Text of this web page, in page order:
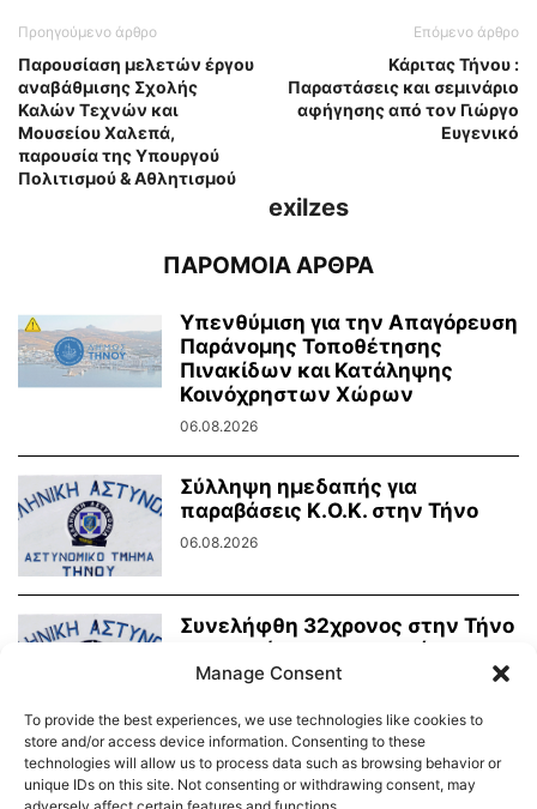
Προηγούμενο άρθρο
Παρουσίαση μελετών έργου
αναβάθμισης Σχολής
Καλών Τεχνών και
Μουσείου Χαλεπά,
παρουσία της Υπουργού
Πολιτισμού & Αθλητισμού
Επόμενο άρθρο
Κάριτας Τήνου :
Παραστάσεις και σεμινάριο
αφήγησης από τον Γιώργο
Ευγενικό
exilzes
ΠΑΡΟΜΟΙΑ ΑΡΘΡΑ
Υπενθύμιση για την Απαγόρευση
Παράνομης Τοποθέτησης
Πινακίδων και Κατάληψης
Κοινόχρηστων Χώρων
06.08.2026
Σύλληψη ημεδαπής για
παραβάσεις Κ.Ο.Κ. στην Τήνο
06.08.2026
Συνελήφθη 32χρονος στην Τήνο
για ηχορύπανση σε κατάστημα
υγειονομικού ενδιαφέροντος
Manage Consent
To provide the best experiences, we use technologies like cookies to
store and/or access device information. Consenting to these
technologies will allow us to process data such as browsing behavior or
unique IDs on this site. Not consenting or withdrawing consent, may